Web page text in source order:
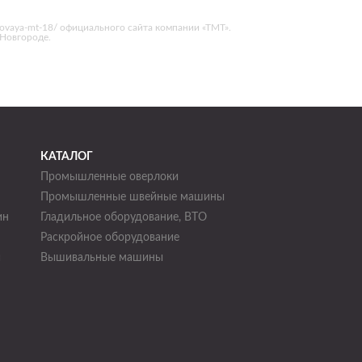
mt-18/ официального сайта компании «ТМТ».
КАТАЛОГ
Промышленные оверлоки
Промышленные швейные машины
Гладильное оборудование, ВТО
Раскройное оборудование
Вышивальные машины